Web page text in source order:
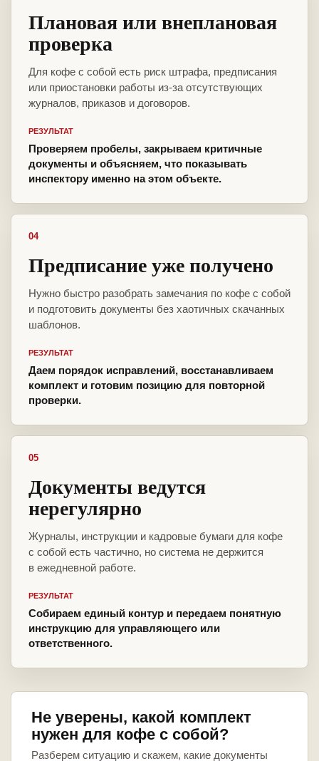
Плановая или внеплановая
проверка
Для кофе с собой есть риск штрафа, предписания
или приостановки работы из-за отсутствующих
журналов, приказов и договоров.
РЕЗУЛЬТАТ
Проверяем пробелы, закрываем критичные
документы и объясняем, что показывать
инспектору именно на этом объекте.
04
Предписание уже получено
Нужно быстро разобрать замечания по кофе с собой
и подготовить документы без хаотичных скачанных
шаблонов.
РЕЗУЛЬТАТ
Даем порядок исправлений, восстанавливаем
комплект и готовим позицию для повторной
проверки.
05
Документы ведутся
нерегулярно
Журналы, инструкции и кадровые бумаги для кофе
с собой есть частично, но система не держится
в ежедневной работе.
РЕЗУЛЬТАТ
Собираем единый контур и передаем понятную
инструкцию для управляющего или
ответственного.
Не уверены, какой комплект
нужен для кофе с собой?
Разберем ситуацию и скажем, какие документы